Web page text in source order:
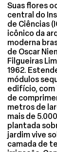
Suas flores
central do
de Ciências
icônico da
moderna
de Oscar
Filgueiras
1962.
módulos
edifício,
de
metros de
mais de
plantada
jardim vive
camada de